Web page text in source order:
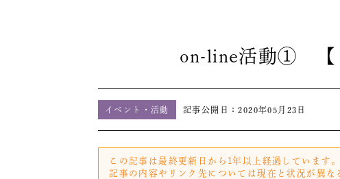
on-line活動① 【
イベント・活動 記事公開日：2020年05月23日
この記事は最終更新日から1年以上経過しています。
記事の内容やリンク先については現在と状況が異な